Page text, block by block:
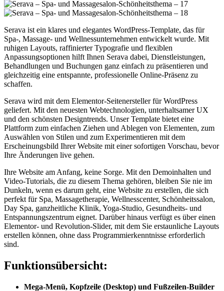
Serava ist ein klares und elegantes WordPress-Template, das für
Spa-, Massage- und Wellnessunternehmen entwickelt wurde. Mit
ruhigen Layouts, raffinierter Typografie und flexiblen
Anpassungsoptionen hilft Ihnen Serava dabei, Dienstleistungen,
Behandlungen und Buchungen ganz einfach zu präsentieren und
gleichzeitig eine entspannte, professionelle Online-Präsenz zu
schaffen.
Serava wird mit dem Elementor-Seitenersteller für WordPress
geliefert. Mit den neuesten Webtechnologien, unterhaltsamer UX
und den schönsten Designtrends. Unser Template bietet eine
Plattform zum einfachen Ziehen und Ablegen von Elementen, zum
Auswählen von Stilen und zum Experimentieren mit dem
Erscheinungsbild Ihrer Website mit einer sofortigen Vorschau, bevor
Ihre Änderungen live gehen.
Ihre Website am Anfang, keine Sorge. Mit den Demoinhalten und
Video-Tutorials, die zu diesem Thema gehören, bleiben Sie nie im
Dunkeln, wenn es darum geht, eine Website zu erstellen, die sich
perfekt für Spa, Massagetherapie, Wellnesscenter, Schönheitssalon,
Day Spa, ganzheitliche Klinik, Yoga-Studio, Gesundheits- und
Entspannungszentrum eignet. Darüber hinaus verfügt es über einen
Elementor- und Revolution-Slider, mit dem Sie erstaunliche Layouts
erstellen können, ohne dass Programmierkenntnisse erforderlich
sind.
Funktionsübersicht:
Mega-Menü, Kopfzeile (Desktop) und Fußzeilen-Builder